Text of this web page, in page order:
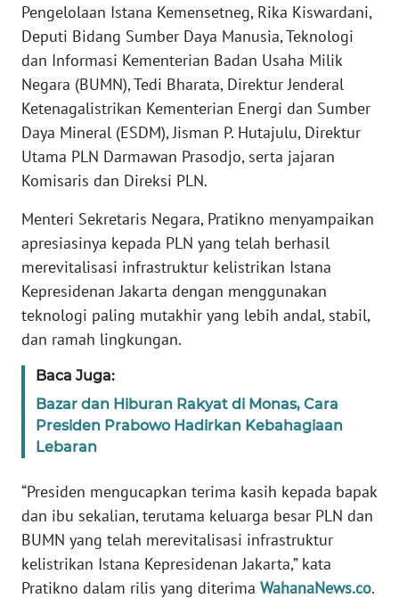
Pengelolaan Istana Kemensetneg, Rika Kiswardani,
Deputi Bidang Sumber Daya Manusia, Teknologi
dan Informasi Kementerian Badan Usaha Milik
Negara (BUMN), Tedi Bharata, Direktur Jenderal
Ketenagalistrikan Kementerian Energi dan Sumber
Daya Mineral (ESDM), Jisman P. Hutajulu, Direktur
Utama PLN Darmawan Prasodjo, serta jajaran
Komisaris dan Direksi PLN.
Menteri Sekretaris Negara, Pratikno menyampaikan
apresiasinya kepada PLN yang telah berhasil
merevitalisasi infrastruktur kelistrikan Istana
Kepresidenan Jakarta dengan menggunakan
teknologi paling mutakhir yang lebih andal, stabil,
dan ramah lingkungan.
Baca Juga:
Bazar dan Hiburan Rakyat di Monas, Cara
Presiden Prabowo Hadirkan Kebahagiaan
Lebaran
“Presiden mengucapkan terima kasih kepada bapak
dan ibu sekalian, terutama keluarga besar PLN dan
BUMN yang telah merevitalisasi infrastruktur
kelistrikan Istana Kepresidenan Jakarta,” kata
Pratikno dalam rilis yang diterima WahanaNews.co.
WN
PAPUA
WN
PAPUA
BARAT
WN
WN
SERAMBI
WN
WN
SULTRA
WN
WN
SULTENG
SULBAR